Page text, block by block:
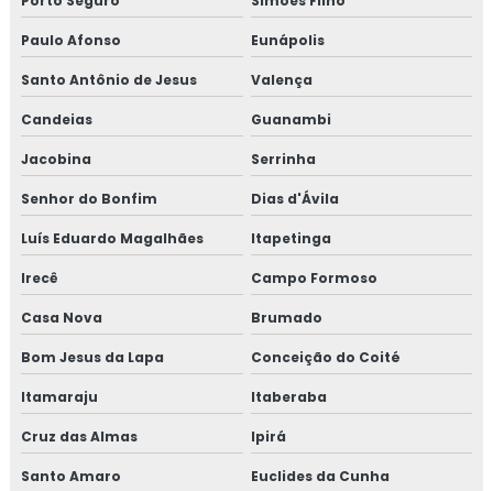
Paulo Afonso Eunápolis
Santo Antônio de Jesus Valença
Candeias Guanambi
Jacobina Serrinha
Senhor do Bonfim Dias d'Ávila
Luís Eduardo Magalhães Itapetinga
Irecê Campo Formoso
Casa Nova Brumado
Bom Jesus da Lapa Conceição do Coité
Itamaraju Itaberaba
Cruz das Almas Ipirá
Santo Amaro
Euclides da Cunha